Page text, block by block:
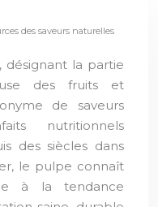
des saveurs naturelles
désignant la partie
des fruits et
de saveurs
nutritionnels
des siècles dans
le pulpe connaît
à la tendance